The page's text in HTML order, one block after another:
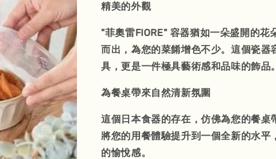
精美的外觀
"菲奧雷FIORE" 容器猶如一朵盛開的花
而出，為您的菜餚增色不少。這個瓷器
具，更是一件極具藝術感和品味的飾品。
為餐桌帶來自然清新氛圍
這個日本食器的存在，仿佛為您的餐桌
將您的用餐體驗提升到一個全新的水平
的愉悅感。